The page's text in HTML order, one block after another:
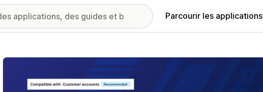
Parcourir les applications
Galerie d’images vedette